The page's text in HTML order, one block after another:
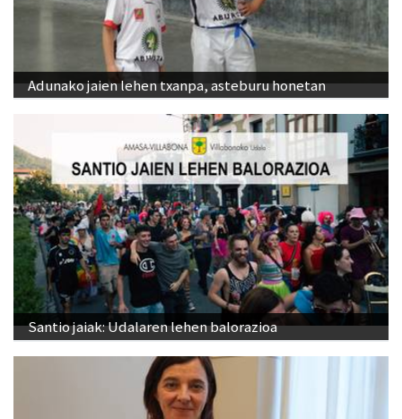
Adunako jaien lehen txanpa, asteburu honetan
Santio jaiak: Udalaren lehen balorazioa